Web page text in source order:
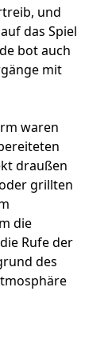
und
das Spiel
bot auch
mit
waren
draußen
grillten
die
Rufe der
des